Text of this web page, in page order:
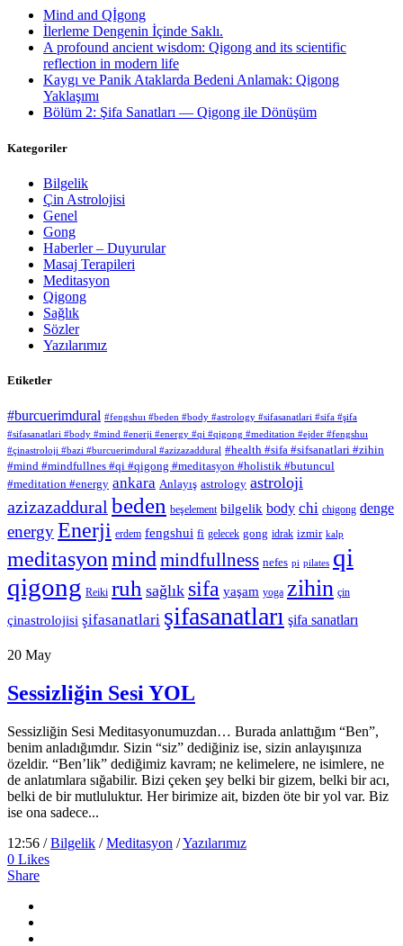
Mind and Qİgong
İlerleme Dengenin İçinde Saklı.
A profound ancient wisdom: Qigong and its scientific
reflection in modern life
Kaygı ve Panik Ataklarda Bedeni Anlamak: Qigong
Yaklaşımı
Bölüm 2: Şifa Sanatları — Qigong ile Dönüşüm
Kategoriler
Bilgelik
Çin Astrolojisi
Genel
Gong
Haberler – Duyurular
Masaj Terapileri
Meditasyon
Qigong
Sağlık
Sözler
Yazılarımız
Etiketler
#burcuerimdural #fengshuı #beden #body #astrology #sifasanatlari #sifa #şifa
#sifasanatlari #body #mind #enerji #energy #qi #qigong #meditation #ejder #fengshuı
#çinastroloji #bazi #burcuerimdural #azizazaddural #health #sifa #sifsanatlari #zihin
#mind #mindfullnes #qi #qigong #meditasyon #holistik #butuncul
#meditation #energy ankara Anlayış astrology astroloji
azizazaddural beden beşelement bilgelik body chi chigong denge
energyEnerji erdem fengshui fi gelecek gong idrak izmir kalp
meditasyonmind mindfullness nefes pi pilates qi
qigong Reiki ruh sağlık sifa yaşam yoga zihin çin
çinastrolojisi şifasanatlari şifasanatları şifa sanatları
20 May
Sessizliğin Sesi YOL
Sessizliğin Sesi Meditasyonumuzdan… Burada anlattığım “Ben”,
benim anladığımdır. Sizin “siz” dediğiniz ise, sizin anlayışınıza
özeldir. “Ben’lik” dediğimiz kavram; ne kelimelere, ne isimlere, ne
de anlatımlara sığabilir. Bizi çeken şey belki bir gizem, belki bir acı,
belki de bir mutluluktur. Her birimize ait, bizden öte bir yol var. Biz
ise ona sadece...
12:56 /Bilgelik /Meditasyon /Yazılarımız
0 Likes
Share